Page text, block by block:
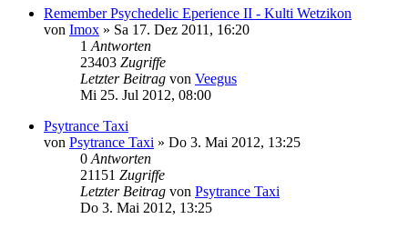
Remember Psychedelic Eperience II - Kulti Wetzikon
von Imox » Sa 17. Dez 2011, 16:20
1 Antworten
23403 Zugriffe
Letzter Beitrag von Veegus
Mi 25. Jul 2012, 08:00
Psytrance Taxi
von Psytrance Taxi » Do 3. Mai 2012, 13:25
0 Antworten
21151 Zugriffe
Letzter Beitrag von Psytrance Taxi
Do 3. Mai 2012, 13:25